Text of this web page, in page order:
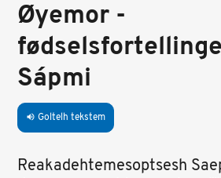
Øyemor -
Sápmi
volume_up Goltelh tekstem
Reakadehtemesoptsesh